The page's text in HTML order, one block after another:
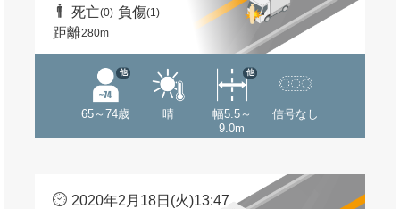
死亡(0) 負傷(1)
距離280m
65～74歳
他
晴
幅5.5～
9.0m
他
信号なし
2020年2月18日(火)13:47